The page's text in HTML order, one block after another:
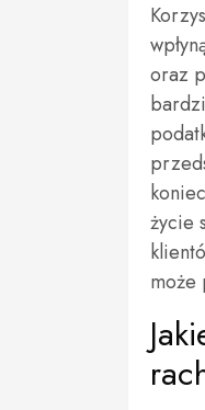
oraz
życie
może